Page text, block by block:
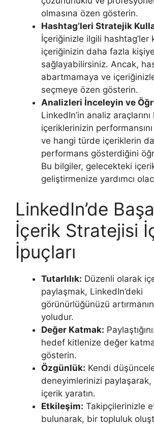
olmasına özen gösterin.
Hashtag’leri Stratejik
İçeriğinizle ilgili hashtag’ler
içeriğinizin daha fazla kişiye
sağlayabilirsiniz. Ancak,
abartmamaya ve
seçmeye özen gösterin.
Analizleri İnceleyin ve
LinkedIn’in analiz
içeriklerinizin
ve hangi türde içeriklerin
performans gösterdiğini
Bu bilgiler, gelecekteki
geliştirmenize yardımcı
LinkedIn’de
İçerik Stratejisi
İpuçları
Tutarlılık: Düzenli olarak
paylaşmak, LinkedIn’deki
görünürlüğünüzü
yoludur.
Değer Katmak:
hedef kitlenize değer
gösterin.
Özgünlük: Kendi
deneyimlerinizi
içerik yaratın.
Etkileşim: Takipçilerinizle
bulunarak, bir topluluk